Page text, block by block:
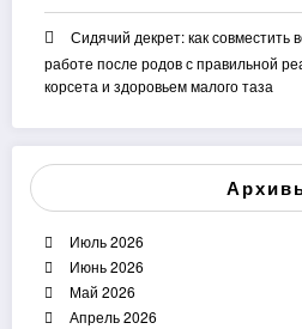
Сидячий декрет: как совместить
работе после родов с правильной
корсета и здоровьем малого таза
Июль 2026
Июнь 2026
Май 2026
Апрель 2026